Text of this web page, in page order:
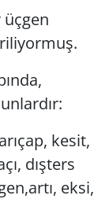
kesit,
dışters
eksi,